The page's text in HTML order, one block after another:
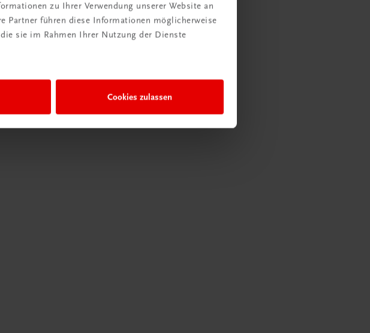
zu Ihrer Verwendung unserer Website an
Partner führen diese Informationen möglicherweise
sie im Rahmen Ihrer Nutzung der Dienste
Cookies zulassen